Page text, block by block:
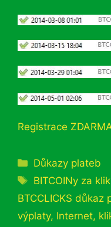
Registrace
Rubriky
Důkazy plateb
Štítky
BITCOINy za
BTCCLICKS důkaz
výplaty, Internet,